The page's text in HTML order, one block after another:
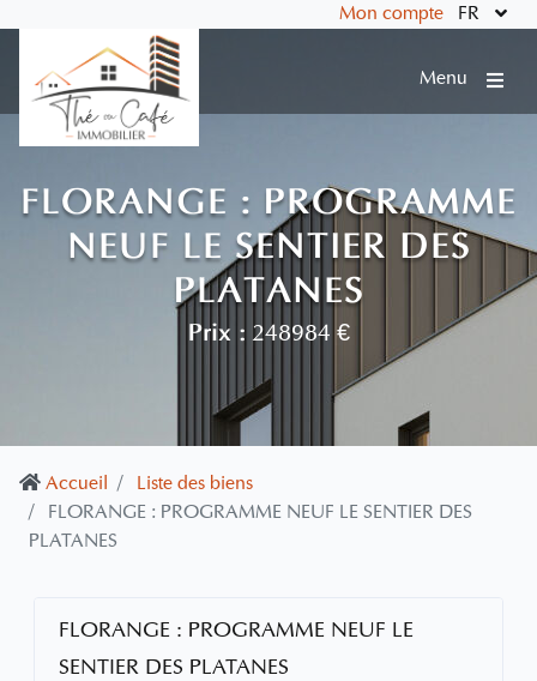
Mon compte FR
Menu
FLORANGE : PROGRAMME
NEUF LE SENTIER DES
PLATANES
Prix : 248984 €
Accueil
Liste des biens
FLORANGE : PROGRAMME NEUF LE SENTIER DES
PLATANES
FLORANGE : PROGRAMME NEUF LE
SENTIER DES PLATANES